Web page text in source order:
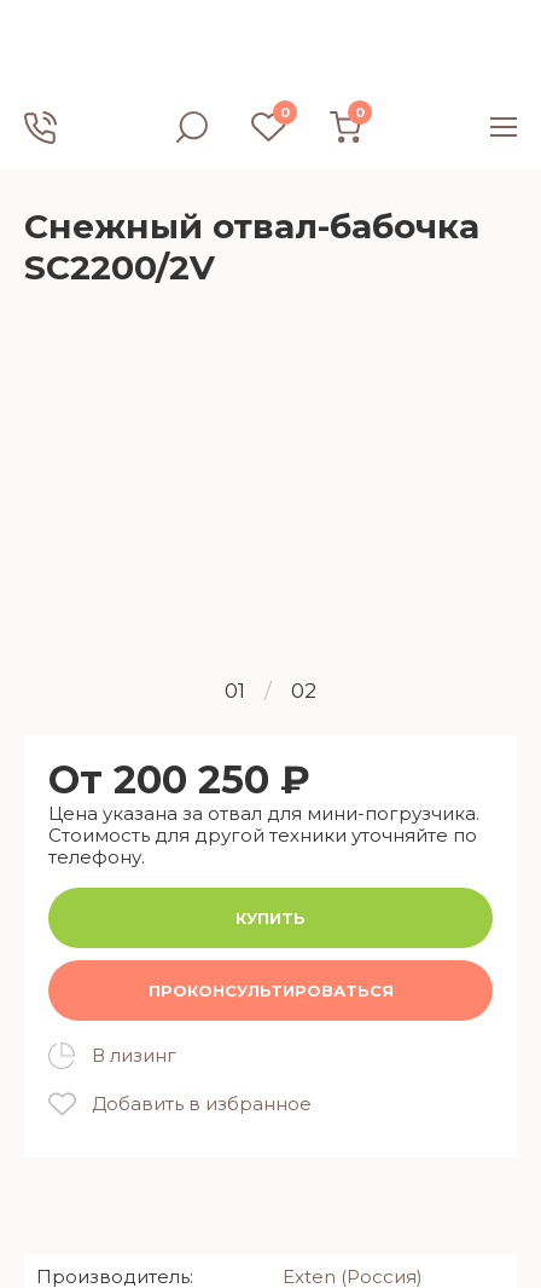
0 0
Снежный отвал-бабочка
SC2200/2V
01 / 02
От 200 250 ₽
Цена указана за отвал для мини-погрузчика.
Стоимость для другой техники уточняйте по
телефону.
КУПИТЬ
ПРОКОНСУЛЬТИРОВАТЬСЯ
В лизинг
Добавить в избранное
Производитель: Exten (Россия)